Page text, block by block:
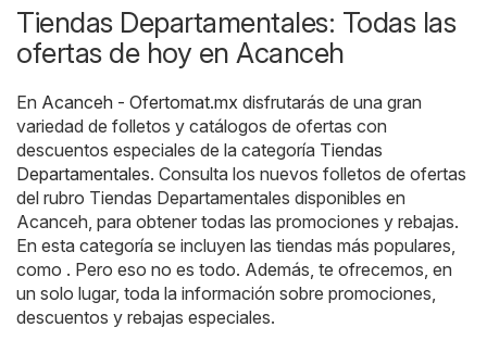
Tiendas Departamentales: Todas las
ofertas de hoy en Acanceh
En Acanceh - Ofertomat.mx disfrutarás de una gran
variedad de folletos y catálogos de ofertas con
descuentos especiales de la categoría Tiendas
Departamentales. Consulta los nuevos folletos de ofertas
del rubro Tiendas Departamentales disponibles en
Acanceh, para obtener todas las promociones y rebajas.
En esta categoría se incluyen las tiendas más populares,
como . Pero eso no es todo. Además, te ofrecemos, en
un solo lugar, toda la información sobre promociones,
descuentos y rebajas especiales.